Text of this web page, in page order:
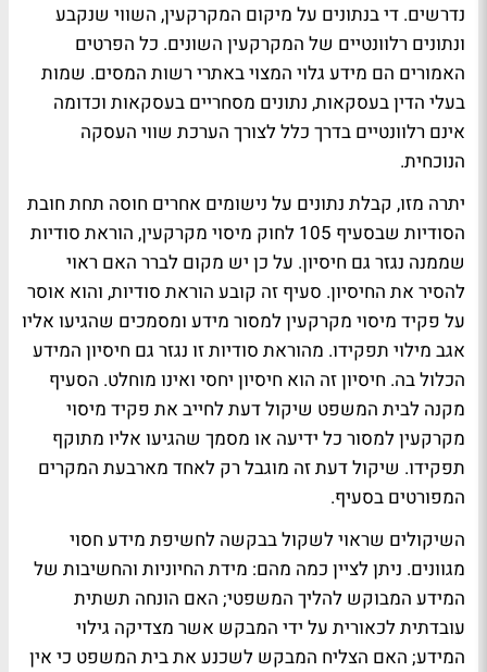
נדרשים. די בנתונים על מיקום המקרקעין, השווי שנקבע
ונתונים רלוונטיים של המקרקעין השונים. כל הפרטים
האמורים הם מידע גלוי המצוי באתרי רשות המסים. שמות
בעלי הדין בעסקאות, נתונים מסחריים בעסקאות וכדומה
אינם רלוונטיים בדרך כלל לצורך הערכת שווי העסקה
הנוכחית.
יתרה מזו, קבלת נתונים על נישומים אחרים חוסה תחת חובת
הסודיות שבסעיף 105 לחוק מיסוי מקרקעין, הוראת סודיות
שממנה נגזר גם חיסיון. על כן יש מקום לברר האם ראוי
להסיר את החיסיון. סעיף זה קובע הוראת סודיות, והוא אוסר
על פקיד מיסוי מקרקעין למסור מידע ומסמכים שהגיעו אליו
אגב מילוי תפקידו. מהוראת סודיות זו נגזר גם חיסיון המידע
הכלול בה. חיסיון זה הוא חיסיון יחסי ואינו מוחלט. הסעיף
מקנה לבית המשפט שיקול דעת לחייב את פקיד מיסוי
מקרקעין למסור כל ידיעה או מסמך שהגיעו אליו מתוקף
תפקידו. שיקול דעת זה מוגבל רק לאחד מארבעת המקרים
המפורטים בסעיף.
השיקולים שראוי לשקול בבקשה לחשיפת מידע חסוי
מגוונים. ניתן לציין כמה מהם: מידת החיוניות והחשיבות של
המידע המבוקש להליך המשפטי; האם הונחה תשתית
עובדתית לכאורית על ידי המבקש אשר מצדיקה גילוי
המידע; האם הצליח המבקש לשכנע את בית המשפט כי אין